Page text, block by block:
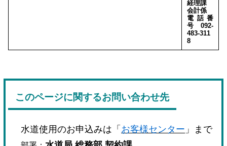
経理課
会計係
電話番
号 092-
483-311
8
このページに関するお問い合わせ先
水道使用のお申込みは「 お客様センター 」まで